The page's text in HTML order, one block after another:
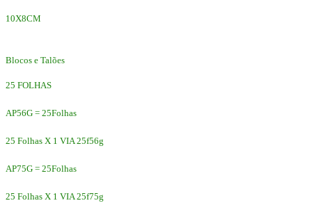
10X8CM
Blocos e Talões
25 FOLHAS
AP56G = 25Folhas
25 Folhas X 1 VIA 25f56g
AP75G = 25Folhas
25 Folhas X 1 VIA 25f75g